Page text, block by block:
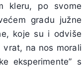
kleru, po svome
gradu južne
koje su i odviše
na nos morali
eksperimente” s